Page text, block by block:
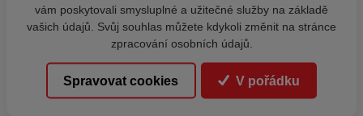
vám poskytovali smysluplné a užitečné služby na základě
vašich údajů. Svůj souhlas můžete kdykoli změnit na stránce
zpracování osobních údajů.
Spravovat cookies V pořádku